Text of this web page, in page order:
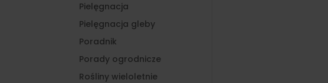
Pielęgnacja
Pielęgnacja gleby
Poradnik
Porady ogrodnicze
Rośliny wieloletnie